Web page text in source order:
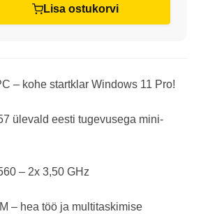
Lisa ostukorvi
– kohe startklar Windows 11 Pro!
ülevald eesti tugevusega mini-
– 2x 3,50 GHz
– hea töö ja multitaskimise